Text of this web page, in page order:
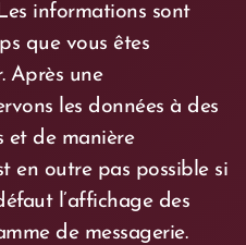
informations sont
que vous êtes
Après une
les données à des
et de manière
en outre pas possible si
l’affichage des
de messagerie.